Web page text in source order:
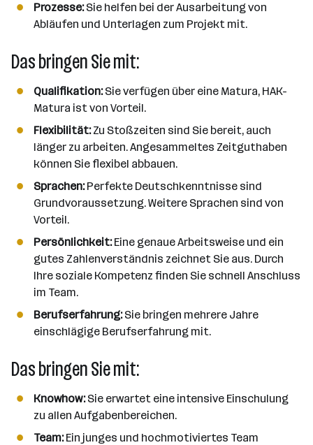
Prozesse:Sie helfen bei der Ausarbeitung von
Abläufen und Unterlagen zum Projekt mit.
Das bringen Sie mit:
Qualifikation:Sie verfügen über eine Matura, HAK-
Matura ist von Vorteil.
Flexibilität:Zu Stoßzeiten sind Sie bereit, auch
länger zu arbeiten. Angesammeltes Zeitguthaben
können Sie flexibel abbauen.
Sprachen:Perfekte Deutschkenntnisse sind
Grundvoraussetzung. Weitere Sprachen sind von
Vorteil.
Persönlichkeit:Eine genaue Arbeitsweise und ein
gutes Zahlenverständnis zeichnet Sie aus. Durch
Ihre soziale Kompetenz finden Sie schnell Anschluss
im Team.
Berufserfahrung:Sie bringen mehrere Jahre
einschlägige Berufserfahrung mit.
Das bringen Sie mit:
Knowhow:Sie erwartet eine intensive Einschulung
zu allen Aufgabenbereichen.
Team:Ein junges und hochmotiviertes Team